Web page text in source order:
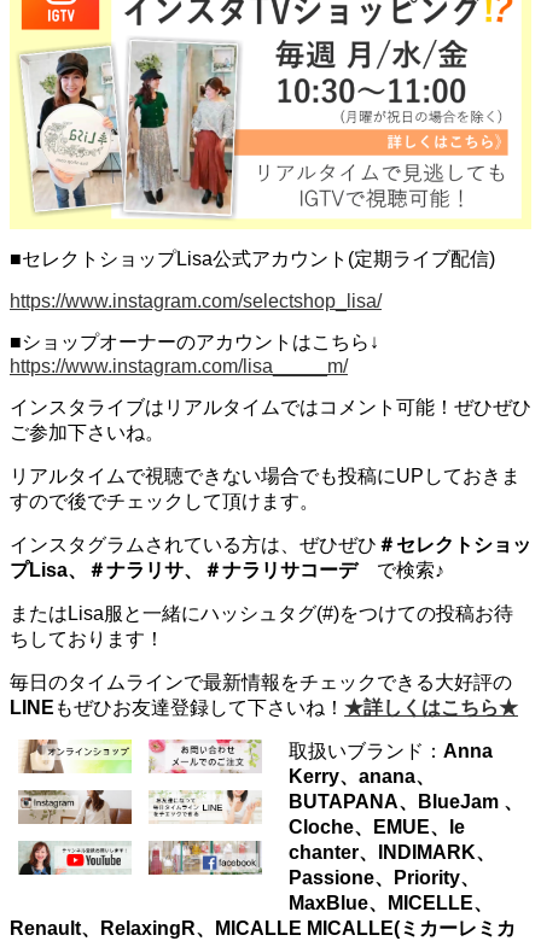
■セレクトショップLisa公式アカウント(定期ライブ配信)
https://www.instagram.com/selectshop_lisa/
■ショップオーナーのアカウントはこちら↓
https://www.instagram.com/lisa_____m/
インスタライブはリアルタイムではコメント可能！ぜひぜひ
ご参加下さいね。
リアルタイムで視聴できない場合でも投稿にUPしておきま
すので後でチェックして頂けます。
インスタグラムされている方は、ぜひぜひ ＃セレクトショッ
プLisa、＃ナラリサ、＃ナラリサコーデで検索♪
またはLisa服と一緒にハッシュタグ(#)をつけての投稿お待
ちしております！
毎日のタイムラインで最新情報をチェックできる大好評の
LINE もぜひお友達登録して下さいね！ ★詳しくはこちら★
取扱いブランド： Anna
Kerry、anana、
BUTAPANA、BlueJam 、
Cloche、EMUE、le
chanter、INDIMARK、
Passione、Priority、
MaxBlue、MICELLE、
Renault、RelaxingR、MICALLE MICALLE(ミカーレミカ